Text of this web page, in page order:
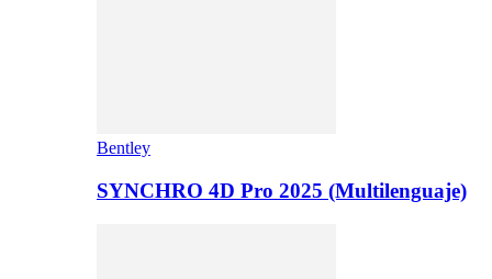
Bentley
SYNCHRO 4D Pro 2025 (Multilenguaje)